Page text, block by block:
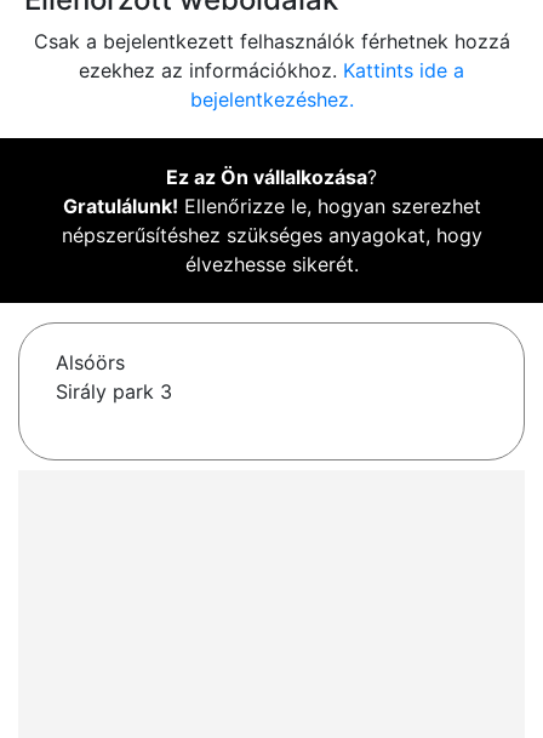
Csak a bejelentkezett felhasználók férhetnek hozzá
ezekhez az információkhoz. Kattints ide a
bejelentkezéshez.
Ez az Ön vállalkozása?
Gratulálunk! Ellenőrizze le, hogyan szerezhet
népszerűsítéshez szükséges anyagokat, hogy
élvezhesse sikerét.
Alsóörs
Sirály park 3